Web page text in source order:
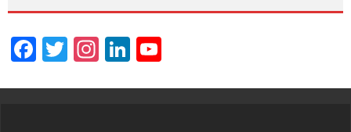
Facebook
Twitter
Instagram
LinkedIn